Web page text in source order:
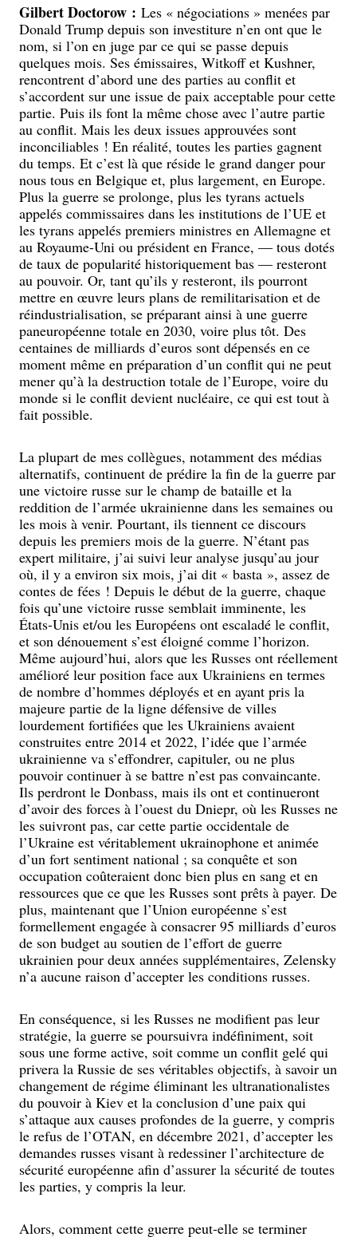
Gilbert Doctorow : Les « négociations » menées par
Donald Trump depuis son investiture n’en ont que le
nom, si l’on en juge par ce qui se passe depuis
quelques mois. Ses émissaires, Witkoff et Kushner,
rencontrent d’abord une des parties au conflit et
s’accordent sur une issue de paix acceptable pour cette
partie. Puis ils font la même chose avec l’autre partie
au conflit. Mais les deux issues approuvées sont
inconciliables ! En réalité, toutes les parties gagnent
du temps. Et c’est là que réside le grand danger pour
nous tous en Belgique et, plus largement, en Europe.
Plus la guerre se prolonge, plus les tyrans actuels
appelés commissaires dans les institutions de l’UE et
les tyrans appelés premiers ministres en Allemagne et
au Royaume-Uni ou président en France, — tous dotés
de taux de popularité historiquement bas — resteront
au pouvoir. Or, tant qu’ils y resteront, ils pourront
mettre en œuvre leurs plans de remilitarisation et de
réindustrialisation, se préparant ainsi à une guerre
paneuropéenne totale en 2030, voire plus tôt. Des
centaines de milliards d’euros sont dépensés en ce
moment même en préparation d’un conflit qui ne peut
mener qu’à la destruction totale de l’Europe, voire du
monde si le conflit devient nucléaire, ce qui est tout à
fait possible.
La plupart de mes collègues, notamment des médias
alternatifs, continuent de prédire la fin de la guerre par
une victoire russe sur le champ de bataille et la
reddition de l’armée ukrainienne dans les semaines ou
les mois à venir. Pourtant, ils tiennent ce discours
depuis les premiers mois de la guerre. N’étant pas
expert militaire, j’ai suivi leur analyse jusqu’au jour
où, il y a environ six mois, j’ai dit « basta », assez de
contes de fées ! Depuis le début de la guerre, chaque
fois qu’une victoire russe semblait imminente, les
États-Unis et/ou les Européens ont escaladé le conflit,
et son dénouement s’est éloigné comme l’horizon.
Même aujourd’hui, alors que les Russes ont réellement
amélioré leur position face aux Ukrainiens en termes
de nombre d’hommes déployés et en ayant pris la
majeure partie de la ligne défensive de villes
lourdement fortifiées que les Ukrainiens avaient
construites entre 2014 et 2022, l’idée que l’armée
ukrainienne va s’effondrer, capituler, ou ne plus
pouvoir continuer à se battre n’est pas convaincante.
Ils perdront le Donbass, mais ils ont et continueront
d’avoir des forces à l’ouest du Dniepr, où les Russes ne
les suivront pas, car cette partie occidentale de
l’Ukraine est véritablement ukrainophone et animée
d’un fort sentiment national ; sa conquête et son
occupation coûteraient donc bien plus en sang et en
ressources que ce que les Russes sont prêts à payer. De
plus, maintenant que l’Union européenne s’est
formellement engagée à consacrer 95 milliards d’euros
de son budget au soutien de l’effort de guerre
ukrainien pour deux années supplémentaires, Zelensky
n’a aucune raison d’accepter les conditions russes.
En conséquence, si les Russes ne modifient pas leur
stratégie, la guerre se poursuivra indéfiniment, soit
sous une forme active, soit comme un conflit gelé qui
privera la Russie de ses véritables objectifs, à savoir un
changement de régime éliminant les ultranationalistes
du pouvoir à Kiev et la conclusion d’une paix qui
s’attaque aux causes profondes de la guerre, y compris
le refus de l’OTAN, en décembre 2021, d’accepter les
demandes russes visant à redessiner l’architecture de
sécurité européenne afin d’assurer la sécurité de toutes
les parties, y compris la leur.
Alors, comment cette guerre peut-elle se terminer